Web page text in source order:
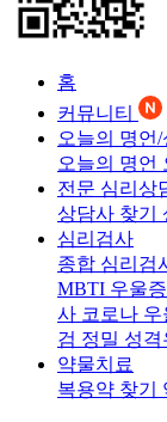
홈
커뮤니티
오늘의 명언/
오늘의 명언
전문 심리상
상담사 찾기
심리검사
종합 심리검
MBTI 우울
사 코로나
검 정밀 성
약물치료
복용약 찾기